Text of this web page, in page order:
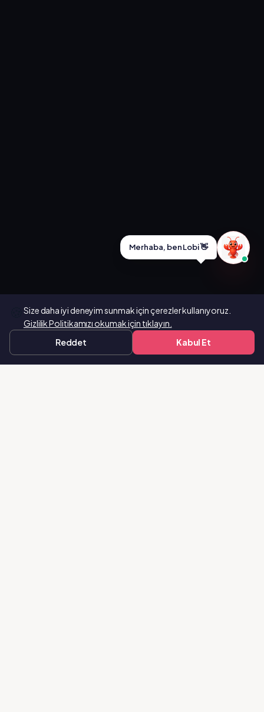
Merhaba, ben Lobi 👋
Size daha iyi deneyim sunmak için çerezler kullanıyoruz.
Gizlilik Politikamızı okumak için tıklayın.
Reddet
Kabul Et